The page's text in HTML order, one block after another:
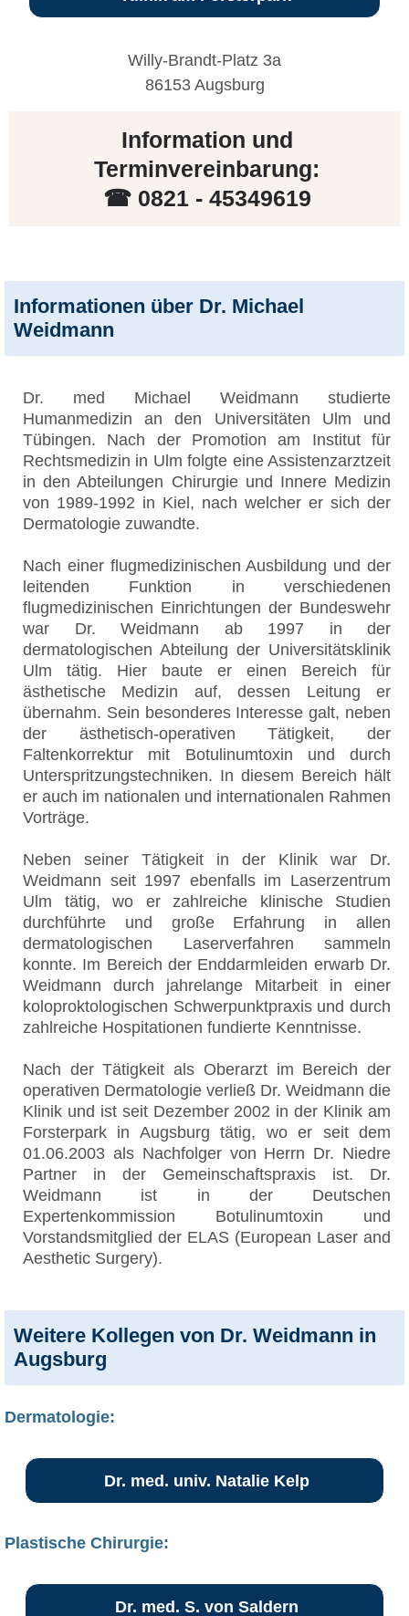
Willy-Brandt-Platz 3a
86153 Augsburg
Information und
Terminvereinbarung:
☎ 0821 - 45349619
Informationen über Dr. Michael
Weidmann
Dr. med Michael Weidmann studierte
Humanmedizin an den Universitäten Ulm und
Tübingen. Nach der Promotion am Institut für
Rechtsmedizin in Ulm folgte eine Assistenzarztzeit
in den Abteilungen Chirurgie und Innere Medizin
von 1989-1992 in Kiel, nach welcher er sich der
Dermatologie zuwandte.
Nach einer flugmedizinischen Ausbildung und der
leitenden Funktion in verschiedenen
flugmedizinischen Einrichtungen der Bundeswehr
war Dr. Weidmann ab 1997 in der
dermatologischen Abteilung der Universitätsklinik
Ulm tätig. Hier baute er einen Bereich für
ästhetische Medizin auf, dessen Leitung er
übernahm. Sein besonderes Interesse galt, neben
der ästhetisch-operativen Tätigkeit, der
Faltenkorrektur mit Botulinumtoxin und durch
Unterspritzungstechniken. In diesem Bereich hält
er auch im nationalen und internationalen Rahmen
Vorträge.
Neben seiner Tätigkeit in der Klinik war Dr.
Weidmann seit 1997 ebenfalls im Laserzentrum
Ulm tätig, wo er zahlreiche klinische Studien
durchführte und große Erfahrung in allen
dermatologischen Laserverfahren sammeln
konnte. Im Bereich der Enddarmleiden erwarb Dr.
Weidmann durch jahrelange Mitarbeit in einer
koloproktologischen Schwerpunktpraxis und durch
zahlreiche Hospitationen fundierte Kenntnisse.
Nach der Tätigkeit als Oberarzt im Bereich der
operativen Dermatologie verließ Dr. Weidmann die
Klinik und ist seit Dezember 2002 in der Klinik am
Forsterpark in Augsburg tätig, wo er seit dem
01.06.2003 als Nachfolger von Herrn Dr. Niedre
Partner in der Gemeinschaftspraxis ist. Dr.
Weidmann ist in der Deutschen
Expertenkommission Botulinumtoxin und
Vorstandsmitglied der ELAS (European Laser and
Aesthetic Surgery).
Weitere Kollegen von Dr. Weidmann in
Augsburg
Dermatologie:
Dr. med. univ. Natalie Kelp
Plastische Chirurgie:
Dr. med. S. von Saldern